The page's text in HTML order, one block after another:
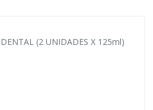
(2 UNIDADES X 125ml)